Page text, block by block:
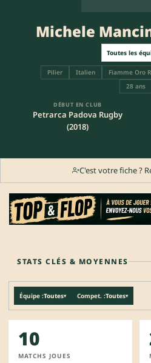
Michele
Toutes les
Pilier Italien Fiamme Oro
28 ans
DÉBUT EN CLUB
Petrarca Padova Rugby
(2018)
C'est votre fiche ?
STATS CLÉS & MOYENNES
Équipe :Toutes▾ Compet. :Toutes▾
10
MATCHS JOUES